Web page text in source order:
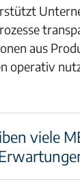
aus
operativ
viele